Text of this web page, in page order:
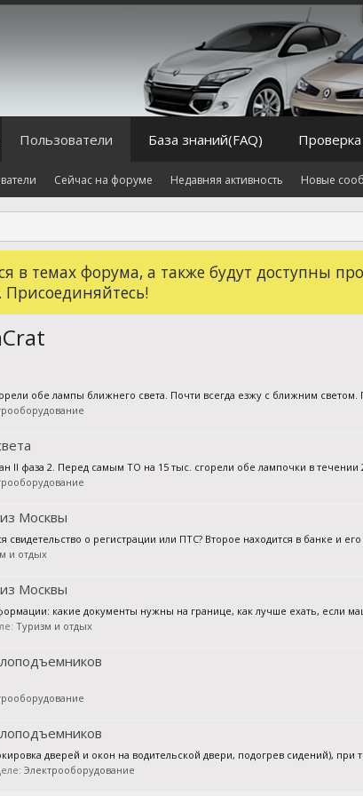
в темах форума, а также будут доступны
обе лампы ближнего света. Почти всегда езжу с ближним светом.
II фаза 2. Перед самым ТО на 15 тыс. сгорели обе лампочки в течении
Москвы
о регистрации или ПТС? Второе находится в банке и
и отдых
Москвы
какие документы нужны на границе, как лучше ехать, если
Туризм и отдых
дверей и окон на водительской двери, подогрев сидений),
Электрооборудование
Пользователи
Сейчас на форуме Недавняя активность Новые
База знаний(FAQ) Проверка